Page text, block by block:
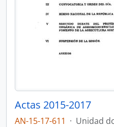
Actas 2015-2017
AN-15-17-611 · Unidad